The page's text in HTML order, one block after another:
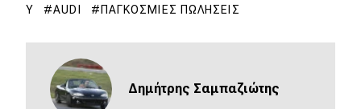
Y
AUDI ΠΑΓΚΌΣΜΙΕΣ ΠΩΛΉΣΕΙΣ
Δημήτρης Σαμπαζιώτης